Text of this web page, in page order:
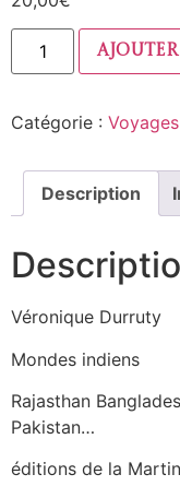
Ajouter
Catégorie : Voyages
Description
Véronique Durruty
Mondes indiens
Rajasthan
Pakistan…
éditions de la